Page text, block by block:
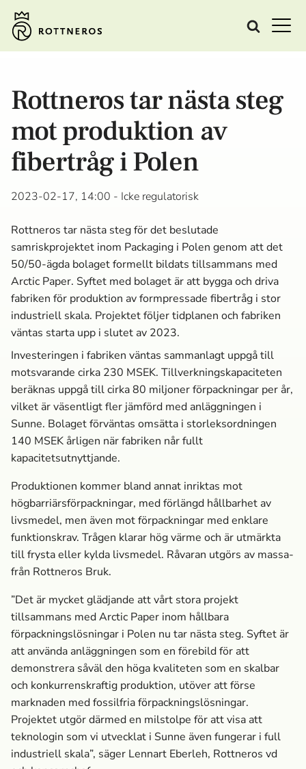
Rottneros tar nästa steg
mot produktion av
fibertråg i Polen
2023-02-17, 14:00 - Icke regulatorisk
Rottneros tar nästa steg för det beslutade
samriskprojektet inom Packaging i Polen genom att det
50/50-ägda bolaget formellt bildats tillsammans med
Arctic Paper. Syftet med bolaget är att bygga och driva
fabriken för produktion av formpressade fibertråg i stor
industriell skala. Projektet följer tidplanen och fabriken
väntas starta upp i slutet av 2023.
Investeringen i fabriken väntas sammanlagt uppgå till
motsvarande cirka 230 MSEK. Tillverkningskapaciteten
beräknas uppgå tillcirka 80 miljoner förpackningar per år,
vilket är väsentligt fler jämförd med anläggningen i
Sunne. Bolaget förväntas omsätta i storleksordningen
140 MSEK årligen när fabriken når fullt
kapacitetsutnyttjande.
Produktionen kommer bland annat inriktas mot
högbarriärsförpackningar, med förlängd hållbarhet av
livsmedel, men även mot förpackningar med enklare
funktionskrav. Trågen klarar hög värme och är utmärkta
till frysta eller kylda livsmedel. Råvaran utgörs av massa­
från Rottneros Bruk.
”Det är mycket glädjande att vårt stora projekt
tillsammans med Arctic Paper inom hållbara
förpacknings­lösningar i Polen nu tar nästa steg. Syftet är
att använda anläggningen som en förebild för att
demonstrera såväl den höga kvaliteten som en skalbar
och konkurrens­kraftig produktion, utöver att förse
marknaden med fossilfria förpacknings­lösningar.
Projektet utgör därmed en milstolpe för att visa att
teknologin som vi utvecklat i Sunne även fungerar i full
industriell skala”, säger Lennart Eberleh, Rottneros vd